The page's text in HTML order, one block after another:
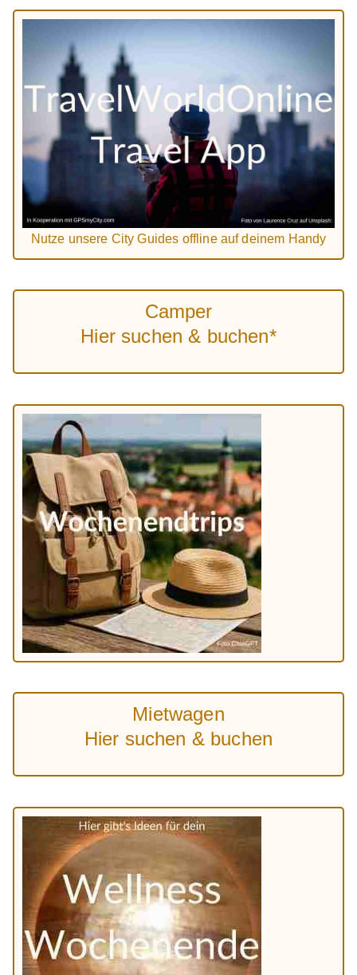
Nutze unsere City Guides offline auf deinem Handy
Camper
Hier suchen & buchen*
Mietwagen
Hier suchen & buchen